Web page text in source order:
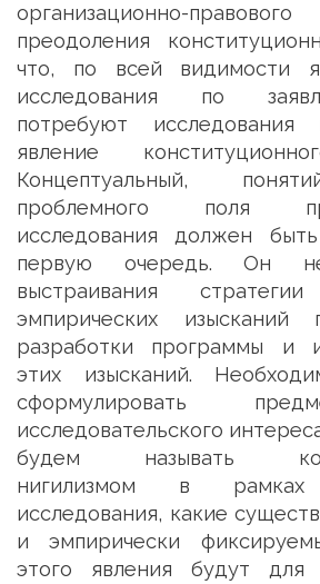
организационно-
преодоления
что, по всей видимости
исследования по
потребуют
явление
Концептуальный,
проблемного поля
исследования должен
первую очередь. Он
выстраивания
эмпирических
разработки программы и
этих изысканий.
сформулировать
исследовательского
будем называть
нигилизмом в рамках
исследования, какие
и эмпирически
этого явления будут